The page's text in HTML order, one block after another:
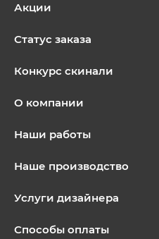
Акции
Статус заказа
Конкурс скинали
О компании
Наши работы
Наше производство
Услуги дизайнера
Способы оплаты